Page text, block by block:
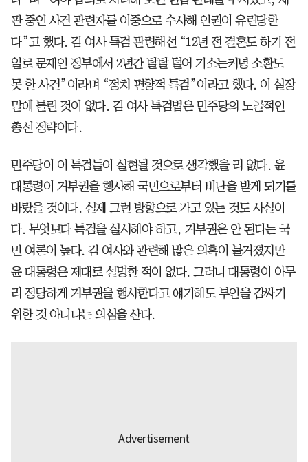
판 중인 사건 관련자를 이중으로 수사해 인권이 유린당한
다”고 했다. 김 여사 특검 관련해선 “12년 전 결혼도 하기 전
일로 문재인 정부에서 2년간 탈탈 털어 기소는커녕 소환도
못 한 사건”이라며 “정치 편향적 특검”이라고 했다. 이 실장
말에 틀린 것이 없다. 김 여사 특검법은 민주당의 노골적인
총선 정략이다.
민주당이 이 특검들이 실현될 것으로 생각했을 리 없다. 윤
대통령이 거부권을 행사해 국민으로부터 비난을 받게 되기를
바랐을 것이다. 실제 그런 방향으로 가고 있는 것도 사실이
다. 무엇보다 특검을 실시해야 하고, 거부권은 안 된다는 국
민 여론이 높다. 김 여사와 관련해 많은 의혹이 불거졌지만
윤 대통령은 제대로 설명한 적이 없다. 그러니 대통령이 아무
리 정당하게 거부권을 행사한다고 얘기해도 부인을 감싸기
위한 것 아니냐는 의심을 산다.